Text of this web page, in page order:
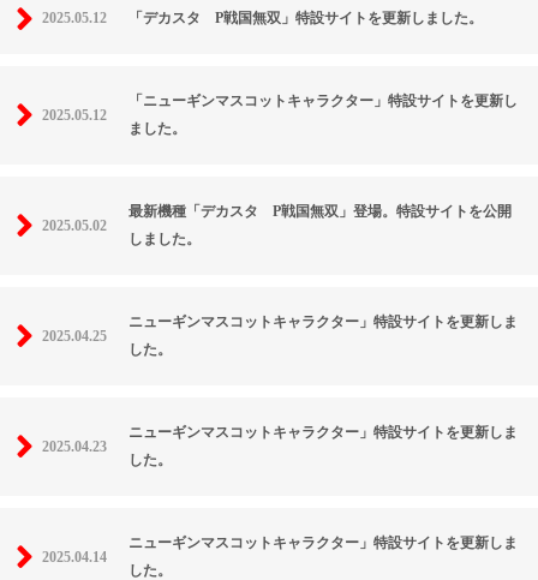
2025.05.12 「デカスタ P戦国無双」特設サイトを更新しました。
2025.05.12
「ニューギンマスコットキャラクター」特設サイトを更新し
ました。
2025.05.02
最新機種「デカスタ P戦国無双」登場。特設サイトを公開
しました。
2025.04.25
ニューギンマスコットキャラクター」特設サイトを更新しま
した。
2025.04.23
ニューギンマスコットキャラクター」特設サイトを更新しま
した。
2025.04.14
ニューギンマスコットキャラクター」特設サイトを更新しま
した。